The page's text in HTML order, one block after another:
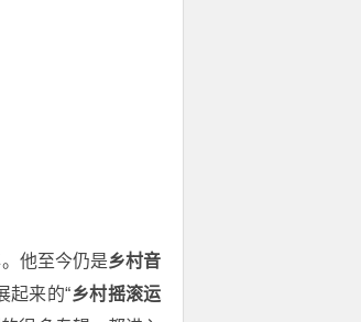
他至今仍是乡村音
起来的“乡村摇滚运